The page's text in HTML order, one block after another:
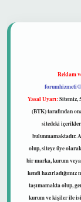
Reklam
Yasal Uyarı:Sitemiz,
(BTK) tarafından
sitedeki
bulunmamaktadır.
olup, siteye üye
bir marka, kurum veya
kendi
taşımamakta olup,
kurum ve kişiler ile